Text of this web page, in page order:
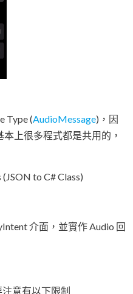
Type (AudioMessage)，因
上很多程式都是共用的，
to C# Class)
介面，並實作 Audio 回
意有以下限制